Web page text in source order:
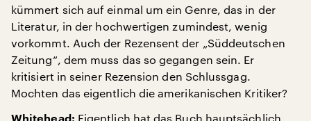
kümmert sich auf einmal um ein Genre, das in der
Literatur, in der hochwertigen zumindest, wenig
vorkommt. Auch der Rezensent der „Süddeutschen
Zeitung“, dem muss das so gegangen sein. Er
kritisiert in seiner Rezension den Schlussgag.
Mochten das eigentlich die amerikanischen Kritiker?
Eigentlich hat das Buch hauptsächlich